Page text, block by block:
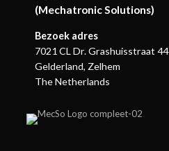
(Mechatronic Solutions)
Bezoek adres
7021 CL Dr. Grashuisstraat 44
Gelderland, Zelhem
The Netherlands